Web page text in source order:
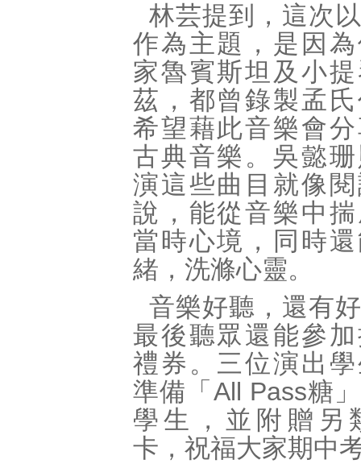
林芸提到，這次
作為主題，是因
家魯賓斯坦及小
茲，都曾錄製孟
希望藉此音樂會
古典音樂。吳懿
演這些曲目就像
說，能從音樂中
當時心境，同時
緒，洗滌心靈。
音樂好聽，還有
最後聽眾還能參
禮券。三位演出
準備「All Pass糖
學生，並附贈另
卡，祝福大家期中